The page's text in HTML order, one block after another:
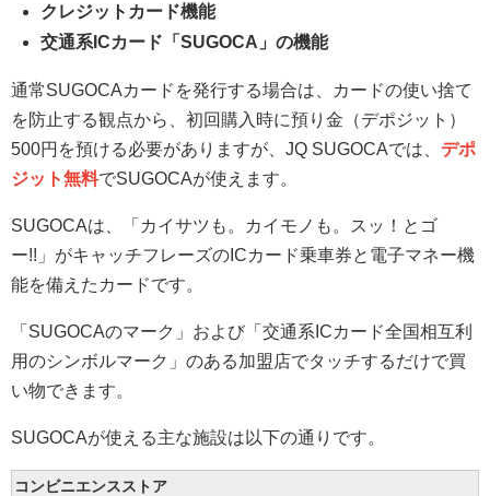
クレジットカード機能
交通系ICカード「SUGOCA」の機能
通常SUGOCAカードを発行する場合は、カードの使い捨て
を防止する観点から、初回購入時に預り金（デポジット）
500円を預ける必要がありますが、JQ SUGOCAでは、 デポ
ジット無料でSUGOCAが使えます。
SUGOCAは、「カイサツも。カイモノも。スッ！とゴ
ー!!」がキャッチフレーズのICカード乗車券と電子マネー機
能を備えたカードです。
「SUGOCAのマーク」および「交通系ICカード全国相互利
用のシンボルマーク」のある加盟店でタッチするだけで買
い物できます。
SUGOCAが使える主な施設は以下の通りです。
コンビニエンスストア